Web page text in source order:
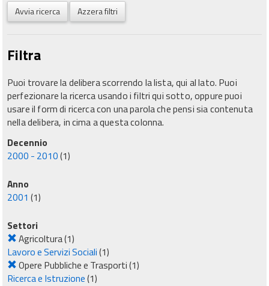
Avvia ricerca Azzera filtri
Filtra
Puoi trovare la delibera scorrendo la lista, qui al lato. Puoi
perfezionare la ricerca usando i filtri qui sotto, oppure puoi
usare il form di ricerca con una parola che pensi sia contenuta
nella delibera, in cima a questa colonna.
Decennio
2000 - 2010(1)
Anno
2001 (1)
Settori
Agricoltura(1)
Lavoro e Servizi Sociali(1)
Opere Pubbliche e Trasporti(1)
Ricerca e Istruzione(1)